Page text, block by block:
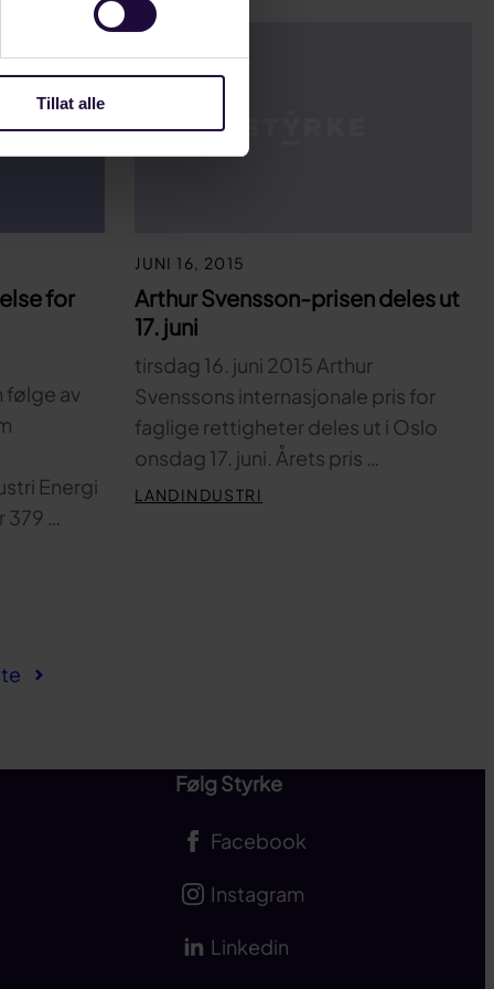
Tillat alle
for
følge av
Energi
379 …
JUNI 16, 2015
Arthur Svensson-prisen deles ut
17. juni
tirsdag 16. juni 2015 Arthur
Svenssons internasjonale pris for
faglige rettigheter deles ut i Oslo
onsdag 17. juni. Årets pris …
LANDINDUSTRI
Følg Styrke
Facebook
Instagram
Linkedin